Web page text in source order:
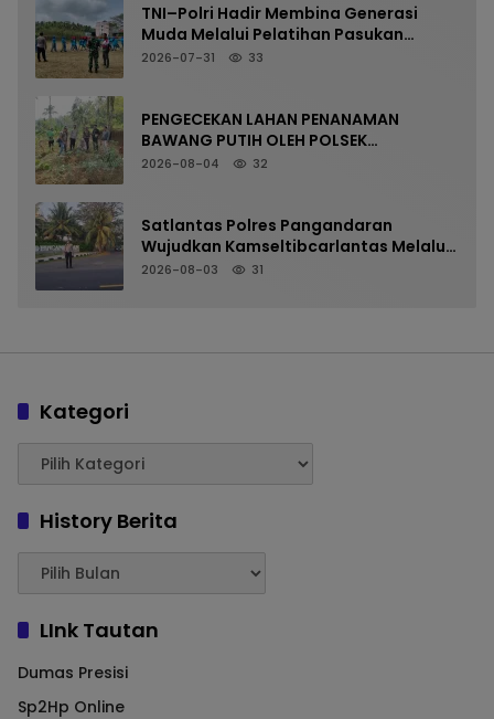
TNI–Polri Hadir Membina Generasi
Muda Melalui Pelatihan Pasukan
Pengibar Bendera Merah Putih
2026-07-31 33
PENGECEKAN LAHAN PENANAMAN
BAWANG PUTIH OLEH POLSEK
LANGKAPLANCAR DUKUNG PROGRAM
2026-08-04 32
Satlantas Polres Pangandaran
Wujudkan Kamseltibcarlantas Melalui
Pelayanan Arus Pagi
2026-08-03 31
Kategori
History Berita
LInk Tautan
Dumas Presisi
Sp2Hp Online